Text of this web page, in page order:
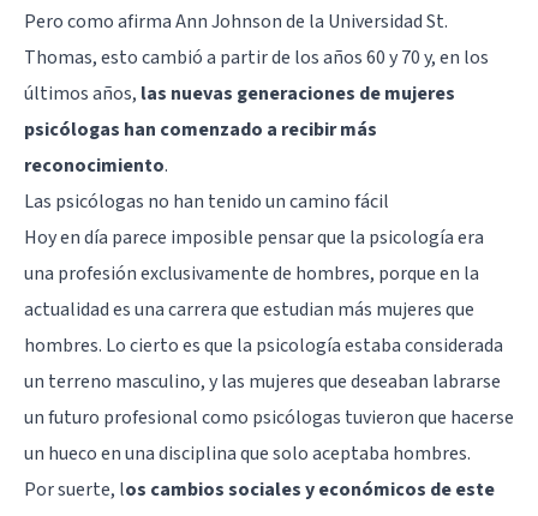
Pero como afirma Ann Johnson de la Universidad St.
Thomas, esto cambió a partir de los años 60 y 70 y, en los
últimos años, las nuevas generaciones de mujeres
psicólogas han comenzado a recibir más
reconocimiento.
Las psicólogas no han tenido un camino fácil
Hoy en día parece imposible pensar que la psicología era
una profesión exclusivamente de hombres, porque en la
actualidad es una carrera que estudian más mujeres que
hombres. Lo cierto es que la psicología estaba considerada
un terreno masculino, y las mujeres que deseaban labrarse
un futuro profesional como psicólogas tuvieron que hacerse
un hueco en una disciplina que solo aceptaba hombres.
Por suerte, los cambios sociales y económicos de este